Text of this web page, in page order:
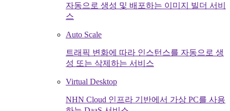
자동으로 생성 및 배포하는 이미지 빌더 서비
스
Auto Scale
트래픽 변화에 따라 인스턴스를 자동으로 생
성 또는 삭제하는 서비스
Virtual Desktop
NHN Cloud 인프라 기반에서 가상 PC를 사용